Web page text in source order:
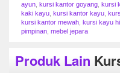
ayun, kursi kantor goyang, kursi
kaki kayu, kursi kantor kayu,
kursi kantor mewah, kursi kayu
pimpinan, mebel jepara
Produk Lain